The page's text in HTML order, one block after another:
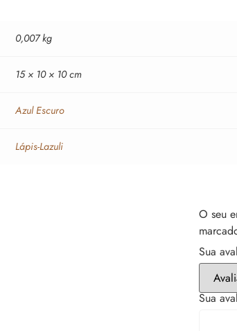
0,007 kg
15 × 10 × 10 cm
Azul Escuro
Lápis-Lazuli
O seu
Sua
Sua